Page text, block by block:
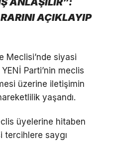
AÇIKLAYIP
Meclisi’nde siyasi
Parti’nin meclis
üzerine iletişimin
yaşandı.
üyelerine hitaben
tercihlere saygı